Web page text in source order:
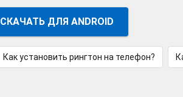
СКАЧАТЬ ДЛЯ ANDROID
Как установить рингтон на телефон?